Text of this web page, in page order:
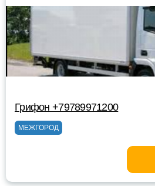
Грифон +79789971200
МЕЖГОРОД